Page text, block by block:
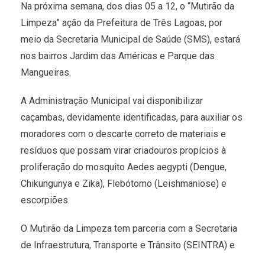
Na próxima semana, dos dias 05 a 12, o “Mutirão da
Limpeza” ação da Prefeitura de Três Lagoas, por
meio da Secretaria Municipal de Saúde (SMS), estará
nos bairros Jardim das Américas e Parque das
Mangueiras.
A Administração Municipal vai disponibilizar
caçambas, devidamente identificadas, para auxiliar os
moradores com o descarte correto de materiais e
resíduos que possam virar criadouros propícios à
proliferação do mosquito Aedes aegypti (Dengue,
Chikungunya e Zika), Flebótomo (Leishmaniose) e
escorpiões.
O Mutirão da Limpeza tem parceria com a Secretaria
de Infraestrutura, Transporte e Trânsito (SEINTRA) e